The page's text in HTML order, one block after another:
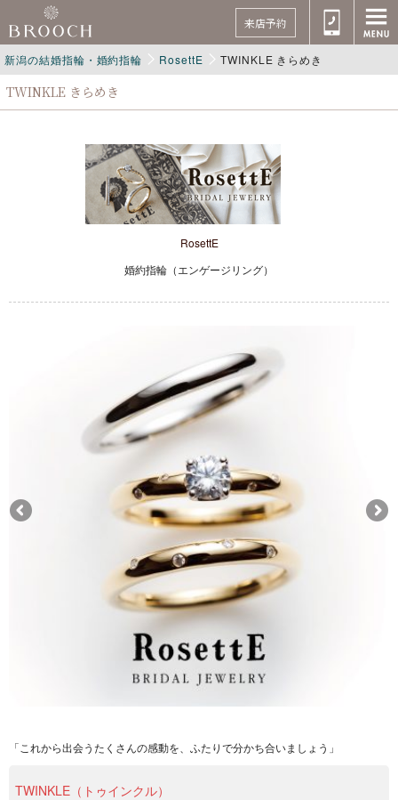
来店予約
新潟の結婚指輪・婚約指輪 RosettE TWINKLE きらめき
TWINKLE きらめき
RosettE
婚約指輪（エンゲージリング）
「これから出会うたくさんの感動を、ふたりで分かち合いましょう」
TWINKLE（トゥインクル）